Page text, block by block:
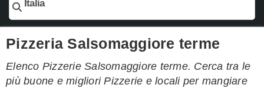
Italia
Pizzeria Salsomaggiore terme
Elenco Pizzerie Salsomaggiore terme. Cerca tra le
più buone e migliori Pizzerie e locali per mangiare